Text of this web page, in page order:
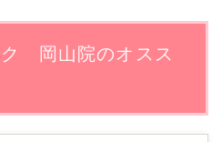
岡山院のオスス